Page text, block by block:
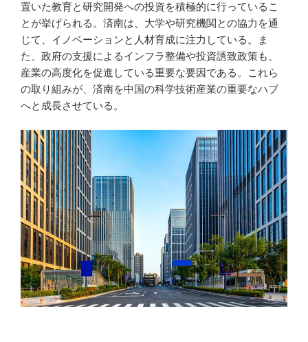
置いた教育と研究開発への投資を積極的に行っているこ
とが挙げられる。済南は、大学や研究機関との協力を通
じて、イノベーションと人材育成に注力している。ま
た、政府の支援によるインフラ整備や投資誘致政策も、
産業の高度化を促進している重要な要因である。これら
の取り組みが、済南を中国の科学技術産業の重要なハブ
へと成長させている。